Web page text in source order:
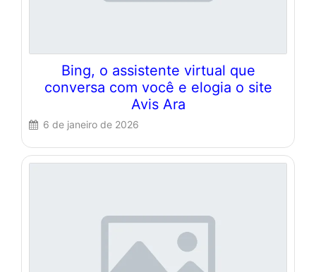
Bing, o assistente virtual que
conversa com você e elogia o site
Avis Ara
6 de janeiro de 2026